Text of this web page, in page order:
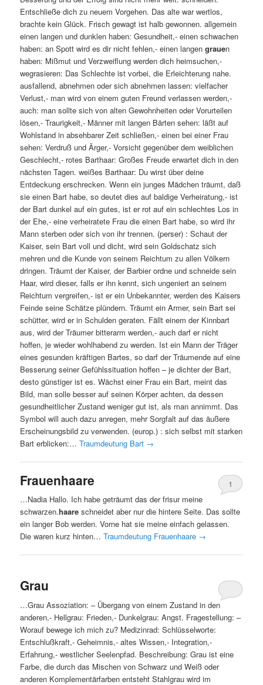
Entschließe dich zu neuem Vorgehen. Das alte war wertlos,
brachte kein Glück. Frisch gewagt ist halb gewonnen. allgemein
einen langen und dunklen haben: Gesundheit,- einen schwachen
haben: an Spott wird es dir nicht fehlen,- einen langengrauen
haben: Mißmut und Verzweiflung werden dich heimsuchen,-
wegrasieren: Das Schlechte ist vorbei, die Erleichterung nahe.
ausfallend, abnehmen oder sich abnehmen lassen: vielfacher
Verlust,- man wird von einem guten Freund verlassen werden,-
auch: man sollte sich von alten Gewohnheiten oder Vorurteilen
lösen,- Traurigkeit,- Männer mit langen Bärten sehen: läßt auf
Wohlstand in absehbarer Zeit schließen,- einen bei einer Frau
sehen: Verdruß und Ärger,- Vorsicht gegenüber dem weiblichen
Geschlecht,- rotes Barthaar: Großes Freude erwartet dich in den
nächsten Tagen. weißes Barthaar: Du wirst über deine
Entdeckung erschrecken. Wenn ein junges Mädchen träumt, daß
sie einen Bart habe, so deutet dies auf baldige Verheiratung,- ist
der Bart dunkel auf ein gutes, ist er rot auf ein schlechtes Los in
der Ehe,- eine verheiratete Frau die einen Bart habe, so wird ihr
Mann sterben oder sich von ihr trennen. (perser) : Schaut der
Kaiser, sein Bart voll und dicht, wird sein Goldschatz sich
mehren und die Kunde von seinem Reichtum zu allen Völkern
dringen. Träumt der Kaiser, der Barbier ordne und schneide sein
Haar, wird dieser, falls er ihn kennt, sich ungeniert an seinem
Reichtum vergreifen,- ist er ein Unbekannter, werden des Kaisers
Feinde seine Schätze plündern. Träumt ein Armer, sein Bart sei
schütter, wird er in Schulden geraten. Fällt einem der Kinnbart
aus, wird der Träumer bitterarm werden,- auch darf er nicht
hoffen, je wieder wohlhabend zu werden. Ist ein Mann der Träger
eines gesunden kräftigen Bartes, so darf der Träumende auf eine
Besserung seiner Gefühlssituation hoffen – je dichter der Bart,
desto günstiger ist es. Wächst einer Frau ein Bart, meint das
Bild, man solle besser auf seinen Körper achten, da dessen
gesundheitlicher Zustand weniger gut ist, als man annimmt. Das
Symbol will auch dazu anregen, mehr Sorgfalt auf das äußere
Erscheinungsbild zu verwenden. (europ.) : sich selbst mit starken
Bart erblicken:…Traumdeutung Bart →
Frauenhaare
1
…Nadia Hallo. Ich habe geträumt das der frisur meine
schwarzen.haare schneidet aber nur die hintere Seite. Das sollte
ein langer Bob werden. Vorne hat sie meine einfach gelassen.
Die waren kurz hinten…Traumdeutung Frauenhaare →
Grau
…Grau Assoziation: – Übergang von einem Zustand in den
anderen,- Hellgrau: Frieden,- Dunkelgrau: Angst. Fragestellung: –
Worauf bewege ich mich zu? Medizinrad: Schlüsselworte:
Entschlußkraft,- Geheimnis,- altes Wissen,- Integration,-
Erfahrung,- westlicher Seelenpfad. Beschreibung: Grau ist eine
Farbe, die durch das Mischen von Schwarz und Weiß oder
anderen Komplementärfarben entsteht Stahlgrau wird im